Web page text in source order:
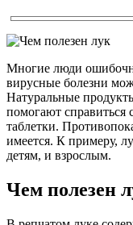
Многие люди
вирусные болезни
Натуральные
помогают справиться
таблетки.
имеется. К примеру,
детям, и взрослым.
Чем полезен